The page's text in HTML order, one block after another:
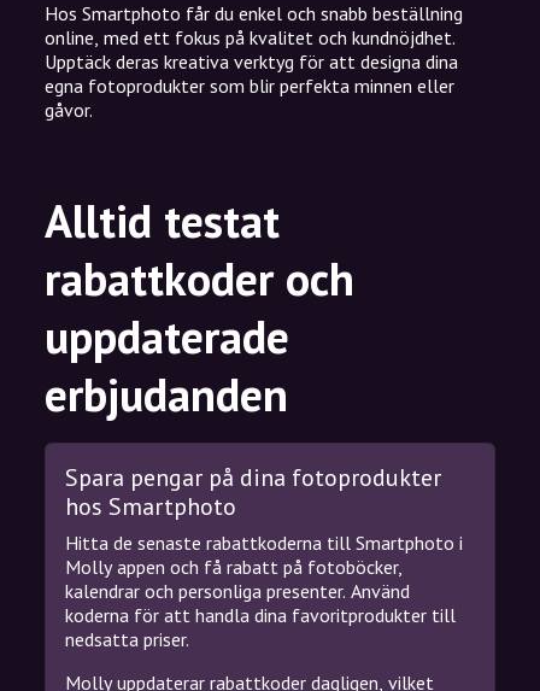
Hos Smartphoto får du enkel och snabb beställning
online, med ett fokus på kvalitet och kundnöjdhet.
Upptäck deras kreativa verktyg för att designa dina
egna fotoprodukter som blir perfekta minnen eller
gåvor.
Alltid testat
rabattkoder och
uppdaterade
erbjudanden
Spara pengar på dina fotoprodukter
hos Smartphoto
Hitta de senaste rabattkoderna till Smartphoto i
Molly appen och få rabatt på fotoböcker,
kalendrar och personliga presenter. Använd
koderna för att handla dina favoritprodukter till
nedsatta priser.
Molly uppdaterar rabattkoder dagligen, vilket